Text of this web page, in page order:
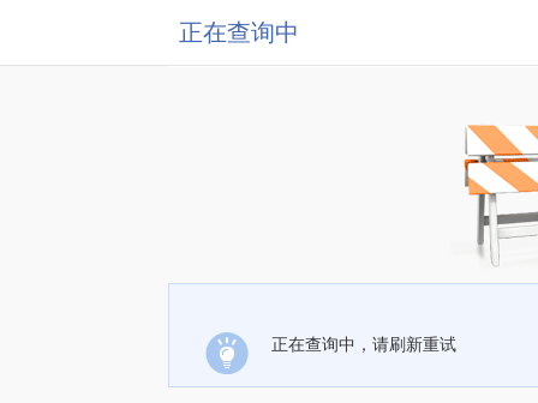
正在查询中
正在查询中，请刷新重试